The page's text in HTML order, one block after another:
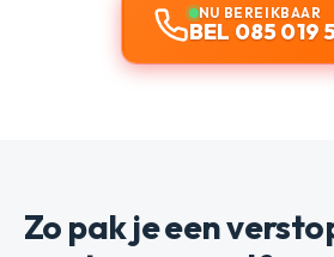
NU BEREIKBAAR
BEL 085 019
Zo pak je een